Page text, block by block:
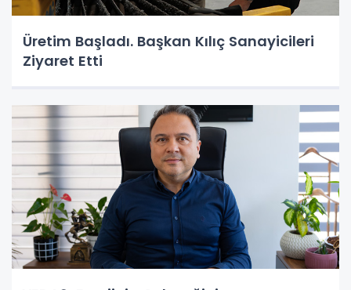
Üretim Başladı. Başkan Kılıç Sanayicileri
Ziyaret Etti